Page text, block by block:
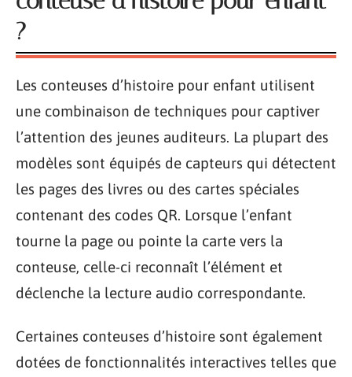
?
Les conteuses d’histoire pour enfant utilisent
une combinaison de techniques pour captiver
l’attention des jeunes auditeurs. La plupart des
modèles sont équipés de capteurs qui détectent
les pages des livres ou des cartes spéciales
contenant des codes QR. Lorsque l’enfant
tourne la page ou pointe la carte vers la
conteuse, celle-ci reconnaît l’élément et
déclenche la lecture audio correspondante.
Certaines conteuses d’histoire sont également
dotées de fonctionnalités interactives telles que